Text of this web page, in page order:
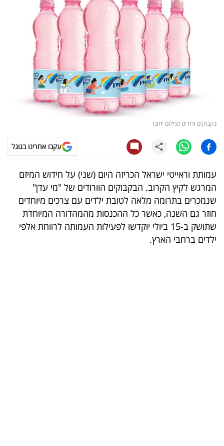
ומחקרים
רכילות
עסקית
ויראלי
טלוויזיה
עסקי
ספורט
קריירה
ולימודים
בקבוקים ורודים (צילום יחצ)
עקבו אחרינו בגוגל
עמותת וראייטי ישראל הכריזה היום (שני) על חידוש המיזם
המרגש לקיץ הקרוב. הבקבוקים הוורודים של "מי עדן"
שנמכרים בתרומה מלאה לטובת ילדים עם צרכים מיוחדים
חוזר גם השנה, כאשר כל ההכנסות מהמהדורה המיוחדת
שתושק ב-15 ביולי יוקדשו לפעילות העמותה לרווחת אלפי
ילדים ברחבי הארץ.